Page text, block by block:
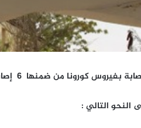
النحو التالي :